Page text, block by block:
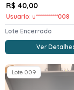
R$ 40,00
Usuario: u***********008
Lote Encerrado
Ver
Lote 009